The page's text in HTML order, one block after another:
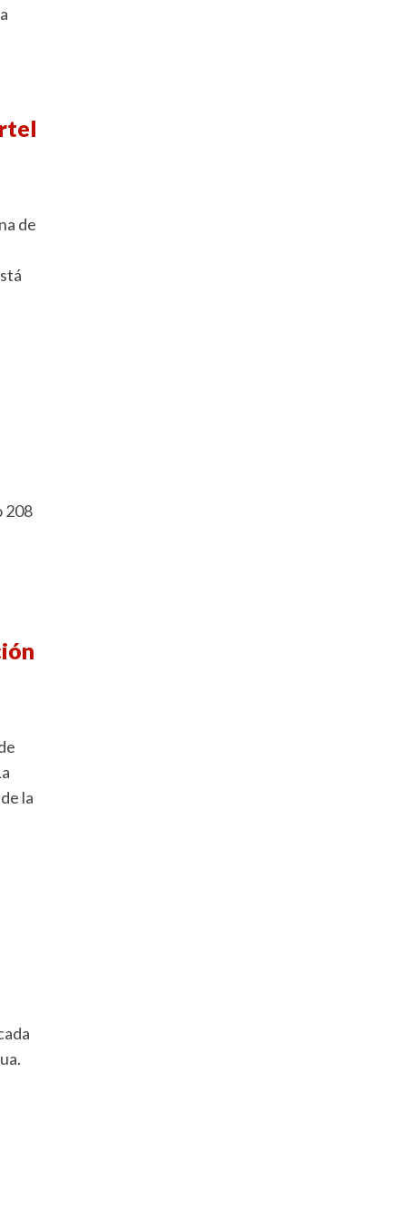
de
208
la